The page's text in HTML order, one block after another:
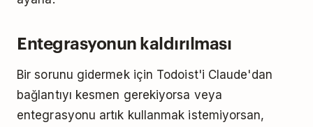
Entegrasyonun kaldırılması
Bir sorunu gidermek için Todoist'i Claude'dan
bağlantıyı kesmen gerekiyorsa veya
entegrasyonu artık kullanmak istemiyorsan,